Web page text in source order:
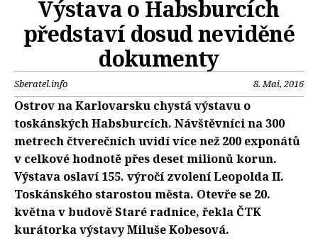
Výstava o Habsburcích
představí dosud neviděné
dokumenty
Sberatel.info 8. Mai, 2016
Ostrov na Karlovarsku chystá výstavu o
toskánských Habsburcích. Návštěvníci na 300
metrech čtverečních uvidí více než 200 exponátů
v celkové hodnotě přes deset milionů korun.
Výstava oslaví 155. výročí zvolení Leopolda II.
Toskánského starostou města. Otevře se 20.
května v budově Staré radnice, řekla ČTK
kurátorka výstavy Miluše Kobesová.